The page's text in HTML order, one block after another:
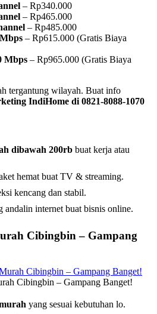
– Rp340.000
– Rp465.000
– Rp485.000
– Rp615.000 (Gratis Biaya
Mbps – Rp965.000 (Gratis Biaya
tergantung wilayah. Buat info
IndiHome di 0821-8088-1070
dibawah 200rb buat kerja atau
hemat buat TV & streaming.
kencang dan stabil.
andalin internet buat bisnis online.
Cibingbin – Gampang
Cibingbin – Gampang Banget!
yang sesuai kebutuhan lo.